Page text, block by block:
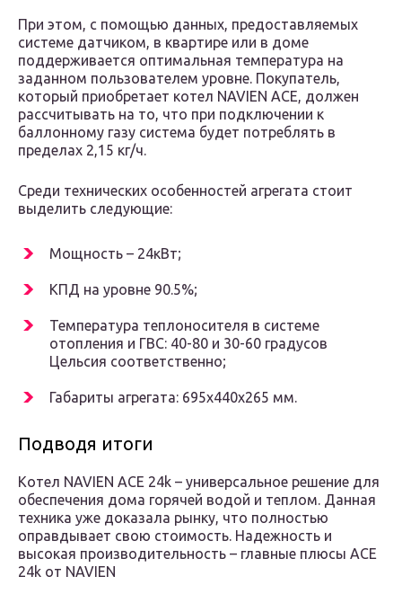
При этом, с помощью данных, предоставляемых
системе датчиком, в квартире или в доме
поддерживается оптимальная температура на
заданном пользователем уровне. Покупатель,
который приобретает котел NAVIEN ACE, должен
рассчитывать на то, что при подключении к
баллонному газу система будет потреблять в
пределах 2,15 кг/ч.
Среди технических особенностей агрегата стоит
выделить следующие:
Мощность – 24кВт;
КПД на уровне 90.5%;
Температура теплоносителя в системе
отопления и ГВС: 40-80 и 30-60 градусов
Цельсия соответственно;
Габариты агрегата: 695х440х265 мм.
Подводя итоги
Котел NAVIEN ACE 24k – универсальное решение для
обеспечения дома горячей водой и теплом. Данная
техника уже доказала рынку, что полностью
оправдывает свою стоимость. Надежность и
высокая производительность – главные плюсы ACE
24k от NAVIEN